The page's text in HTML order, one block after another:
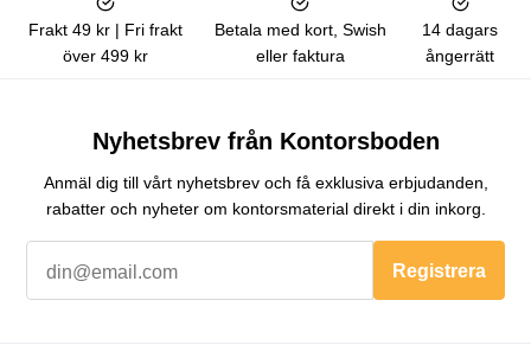
Frakt 49 kr | Fri frakt
över 499 kr
Betala med kort, Swish
eller faktura
14 dagars
ångerrätt
Nyhetsbrev från Kontorsboden
Anmäl dig till vårt nyhetsbrev och få exklusiva erbjudanden,
rabatter och nyheter om kontorsmaterial direkt i din inkorg.
Registrera